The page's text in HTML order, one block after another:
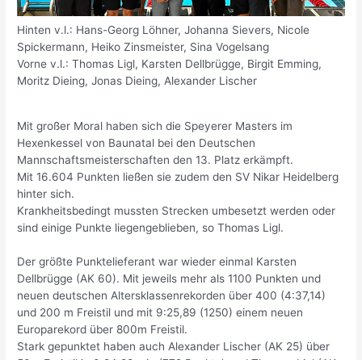
Hinten v.l.: Hans-Georg Löhner, Johanna Sievers, Nicole
Spickermann, Heiko Zinsmeister, Sina Vogelsang
Vorne v.l.: Thomas Ligl, Karsten Dellbrügge, Birgit Emming,
Moritz Dieing, Jonas Dieing, Alexander Lischer
Mit großer Moral haben sich die Speyerer Masters im
Hexenkessel von Baunatal bei den Deutschen
Mannschaftsmeisterschaften den 13. Platz erkämpft.
Mit 16.604 Punkten ließen sie zudem den SV Nikar Heidelberg
hinter sich.
Krankheitsbedingt mussten Strecken umbesetzt werden oder
sind einige Punkte liegengeblieben, so Thomas Ligl.
Der größte Punktelieferant war wieder einmal Karsten
Dellbrügge (AK 60). Mit jeweils mehr als 1100 Punkten und
neuen deutschen Altersklassenrekorden über 400 (4:37,14)
und 200 m Freistil und mit 9:25,89 (1250) einem neuen
Europarekord über 800m Freistil.
Stark gepunktet haben auch Alexander Lischer (AK 25) über